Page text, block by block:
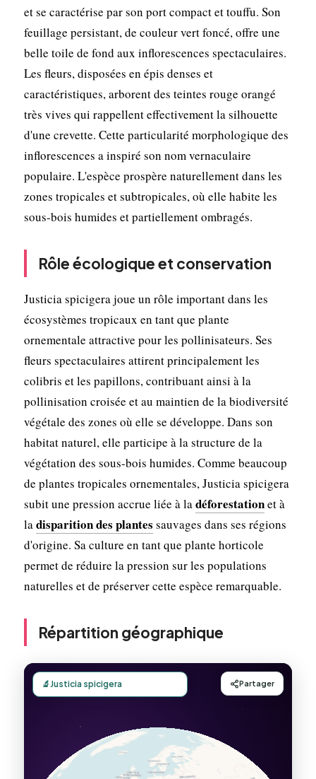
et se caractérise par son port compact et touffu. Son
feuillage persistant, de couleur vert foncé, offre une
belle toile de fond aux inflorescences spectaculaires.
Les fleurs, disposées en épis denses et
caractéristiques, arborent des teintes rouge orangé
très vives qui rappellent effectivement la silhouette
d'une crevette. Cette particularité morphologique des
inflorescences a inspiré son nom vernaculaire
populaire. L'espèce prospère naturellement dans les
zones tropicales et subtropicales, où elle habite les
sous-bois humides et partiellement ombragés.
Rôle écologique et conservation
Justicia spicigera joue un rôle important dans les
écosystèmes tropicaux en tant que plante
ornementale attractive pour les pollinisateurs. Ses
fleurs spectaculaires attirent principalement les
colibris et les papillons, contribuant ainsi à la
pollinisation croisée et au maintien de la biodiversité
végétale des zones où elle se développe. Dans son
habitat naturel, elle participe à la structure de la
végétation des sous-bois humides. Comme beaucoup
de plantes tropicales ornementales, Justicia spicigera
subit une pression accrue liée à ladéforestationet à
ladisparition des plantes sauvages dans ses régions
d'origine. Sa culture en tant que plante horticole
permet de réduire la pression sur les populations
naturelles et de préserver cette espèce remarquable.
Répartition géographique